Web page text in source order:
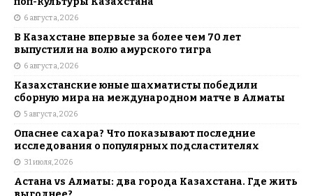
6 августа, 2026
В Казахстане впервые за более чем 70 лет
выпустили на волю амурского тигра
6 августа, 2026
Казахстанские юные шахматисты победили
сборную мира на международном матче в Алматы
5 августа, 2026
Опаснее сахара? Что показывают последние
исследования о популярных подсластителях
31 июля, 2026
Астана vs Алматы: два города Казахстана. Где жить